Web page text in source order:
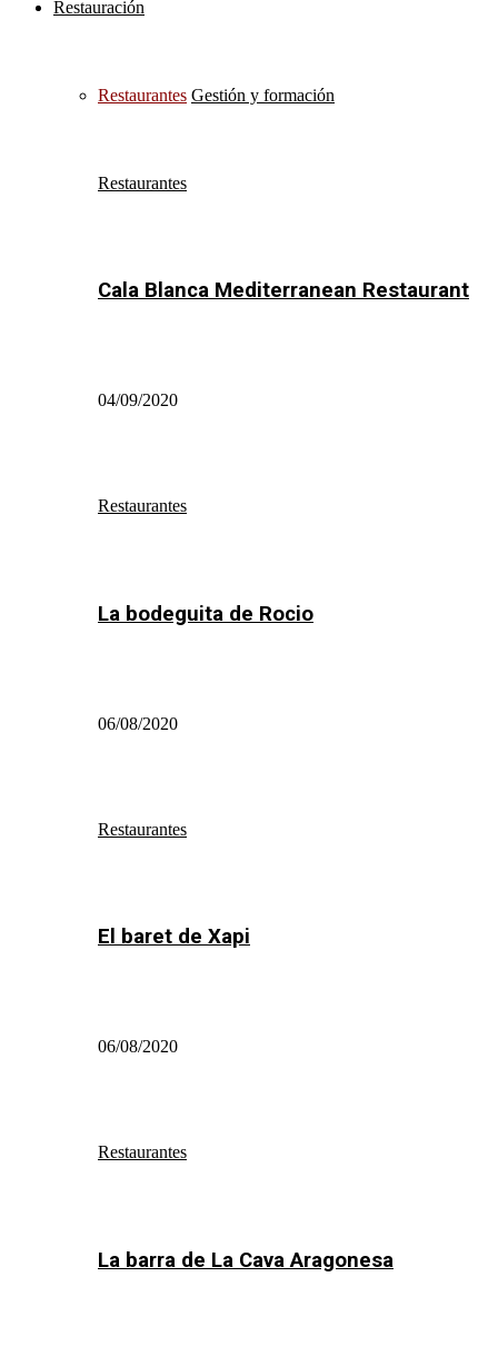
Restauración
Restaurantes Gestión y formación
Restaurantes
Cala Blanca Mediterranean Restaurant
04/09/2020
Restaurantes
La bodeguita de Rocio
06/08/2020
Restaurantes
El baret de Xapi
06/08/2020
Restaurantes
La barra de La Cava Aragonesa